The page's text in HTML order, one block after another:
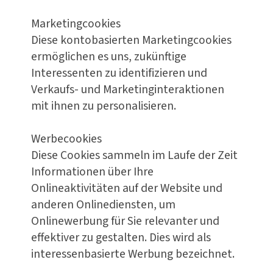
Marketingcookies
Diese kontobasierten Marketingcookies
ermöglichen es uns, zukünftige
Interessenten zu identifizieren und
Verkaufs- und Marketinginteraktionen
mit ihnen zu personalisieren.
Werbecookies
Diese Cookies sammeln im Laufe der Zeit
Informationen über Ihre
Onlineaktivitäten auf der Website und
anderen Onlinediensten, um
Onlinewerbung für Sie relevanter und
effektiver zu gestalten. Dies wird als
interessenbasierte Werbung bezeichnet.